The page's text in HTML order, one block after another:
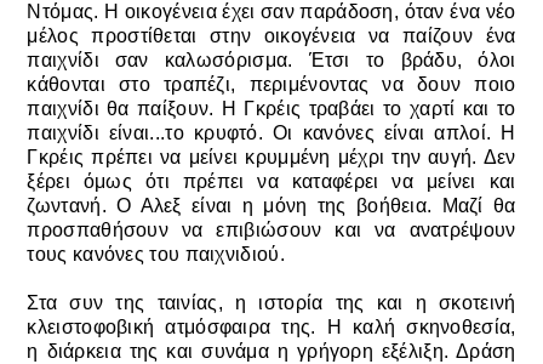
Ντόμας. Η οικογένεια έχει σαν παράδοση, όταν ένα νέο
μέλος προστίθεται στην οικογένεια να παίζουν ένα
παιχνίδι σαν καλωσόρισμα. Έτσι το βράδυ, όλοι
κάθονται στο τραπέζι, περιμένοντας να δουν ποιο
παιχνίδι θα παίξουν. Η Γκρέις τραβάει το χαρτί και το
παιχνίδι είναι...το κρυφτό. Οι κανόνες είναι απλοί. Η
Γκρέις πρέπει να μείνει κρυμμένη μέχρι την αυγή. Δεν
ξέρει όμως ότι πρέπει να καταφέρει να μείνει και
ζωντανή. Ο Αλεξ είναι η μόνη της βοήθεια. Μαζί θα
προσπαθήσουν να επιβιώσουν και να ανατρέψουν
τους κανόνες του παιχνιδιού.
Στα συν της ταινίας, η ιστορία της και η σκοτεινή
κλειστοφοβική ατμόσφαιρα της. Η καλή σκηνοθεσία,
η διάρκεια της και συνάμα η γρήγορη εξέλιξη. Δράση